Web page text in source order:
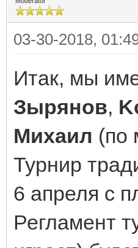
03-30-2018,
Итак, мы
Зырянов,
Михаил (по
Турнир
6 апреля с
Регламент